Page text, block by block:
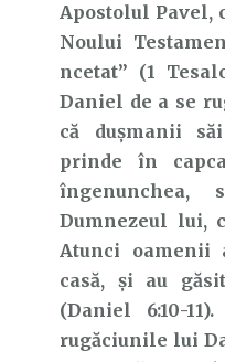
Apostolul Pavel,
Noului
ncetat” (1
Daniel de a se
că dușmanii
prinde în
Dumnezeul lui,
Atunci oamenii
casă, și au
(Daniel 6:10-
rugăciunile lui